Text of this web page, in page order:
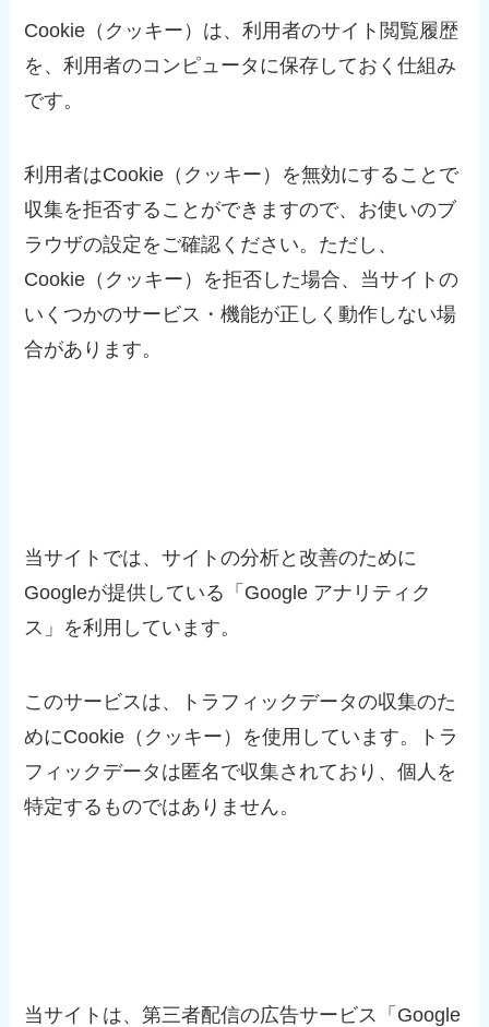
Cookie（クッキー）は、利用者のサイト閲覧履歴
を、利用者のコンピュータに保存しておく仕組み
です。
利用者はCookie（クッキー）を無効にすることで
収集を拒否することができますので、お使いのブ
ラウザの設定をご確認ください。ただし、
Cookie（クッキー）を拒否した場合、当サイトの
いくつかのサービス・機能が正しく動作しない場
合があります。
当サイトでは、サイトの分析と改善のために
Googleが提供している「Google アナリティク
ス」を利用しています。
このサービスは、トラフィックデータの収集のた
めにCookie（クッキー）を使用しています。トラ
フィックデータは匿名で収集されており、個人を
特定するものではありません。
当サイトは、第三者配信の広告サービス「Google